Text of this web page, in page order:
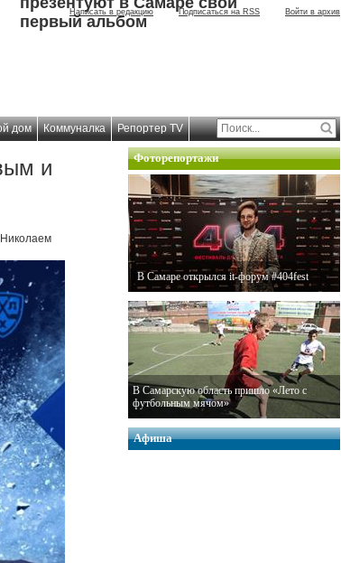
Написать в редакцию Подписаться на RSS Войти в архив
первый альбом
дом Коммуналка Репортер TV
и
Фоторепортажи
В Самаре открылся it-форум #404fest
В Самарскую область пришло «Лето с
футбольным мячом»
Афиша